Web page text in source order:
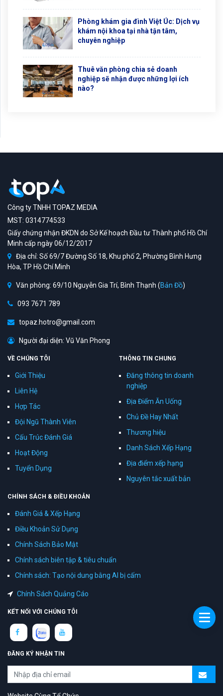
Phòng khám gia đình Việt Úc: Dịch vụ
khám nội khoa tại nhà tận tâm,
chuyên nghiệp
Thuê văn phòng chia sẻ doanh
nghiệp sẽ nhận được những lợi ích
nào?
Công ty TNHH TOPAZ MEDIA
MST: 0314774533
Giấy chứng nhận ĐKDN do Sở Kế hoạch Đầu tư Thành phố Hồ Chí
Minh cấp ngày 06/12/2017
Địa chỉ: Số 69/7 Đường Số 18, Khu phố 2, Phường Bình Hưng
Hòa, TP Hồ Chí Minh
Văn phòng: 69/10 Nguyễn Gia Trí, Bình Thạnh (Bản Đồ)
093 7671 789
topaz.hotro@gmail.com
Người đại diện: Vũ Văn Phong
VỀ CHÚNG TÔI
Giới Thiệu
Liên Hệ
Hợp Tác
Đội Ngũ Thành Viên
Cấu Trúc Đánh Giá
Hoạt Động
Tuyển Dụng
THÔNG TIN CHUNG
Đăng thông tin doanh
nghiệp
Địa Điểm Ăn Uống
Chủ Đề Hay Nhất
Thương hiệu
Danh Sách Xếp Hạng
Địa điểm xếp hạng
Nguyên tắc xuất bản
CHÍNH SÁCH & ĐIỀU KHOẢN
Đánh Giá & Xếp Hạng
Điều Khoản Sử Dụng
Chính Sách Bảo Mật
Chính sách biên tập & tiêu chuẩn
Chính sách: Tạo nội dung bằng AI bị cấm
Chính Sách Quảng Cáo
KẾT NỐI VỚI CHÚNG TÔI
ĐĂNG KÝ NHẬN TIN